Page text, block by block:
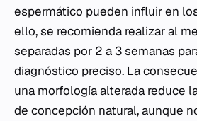
espermático pueden influir en
ello, se recomienda realizar al
separadas por 2 a 3 semanas
diagnóstico preciso. La
una morfología alterada reduce
de concepción natural, aunque